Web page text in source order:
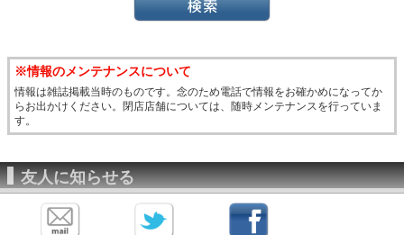
※情報のメンテナンスについて
情報は雑誌掲載当時のものです。念のため電話で情報をお確かめになってか
らお出かけください。閉店店舗については、随時メンテナンスを行っていま
す。
友人に知らせる